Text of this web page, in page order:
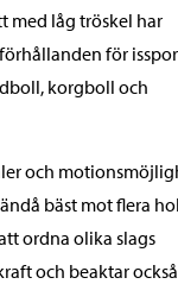
med låg tröskel har
för
korgboll och
och
bäst mot flera
ordna olika slags
och beaktar också